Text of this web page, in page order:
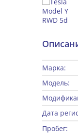
Марка:
Модель:
Дата
Пробег: